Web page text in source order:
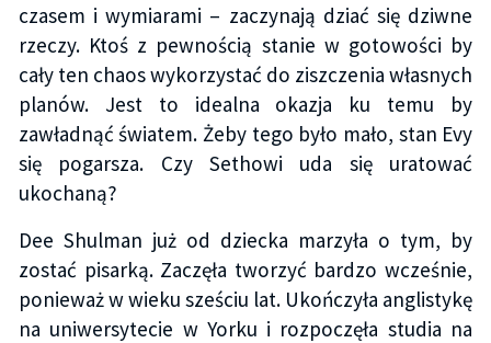
czasem i wymiarami – zaczynają dziać się dziwne
rzeczy. Ktoś z pewnością stanie w gotowości by
cały ten chaos wykorzystać do ziszczenia własnych
planów. Jest to idealna okazja ku temu by
zawładnąć światem. Żeby tego było mało, stan Evy
się pogarsza. Czy Sethowi uda się uratować
ukochaną?
Dee Shulman już od dziecka marzyła o tym, by
zostać pisarką. Zaczęła tworzyć bardzo wcześnie,
ponieważ w wieku sześciu lat. Ukończyła anglistykę
na uniwersytecie w Yorku i rozpoczęła studia na